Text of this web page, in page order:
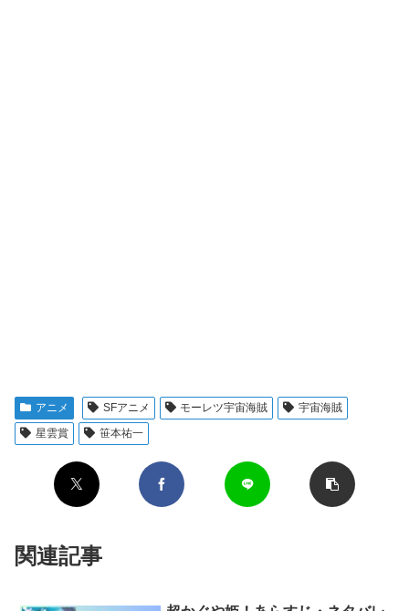
アニメ SFアニメ モーレツ宇宙海賊
宇宙海賊
星雲賞
笹本祐一
関連記事